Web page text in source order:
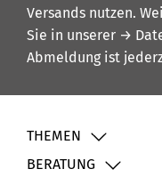
Versands nutzen.
Sie in unserer →
Abmeldung ist
THEMEN
BERATUNG